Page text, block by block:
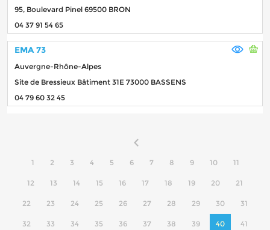
95, Boulevard Pinel 69500 BRON
04 37 91 54 65
EMA 73
Auvergne-Rhône-Alpes
Site de Bressieux Bâtiment 31E 73000 BASSENS
04 79 60 32 45
1 2 3 4 5 6 7 8 9 10 11
12 13 14 15 16 17 18 19 20 21
22 23 24 25 26 27 28 29 30 31
32 33 34 35 36 37 38 39 40 41